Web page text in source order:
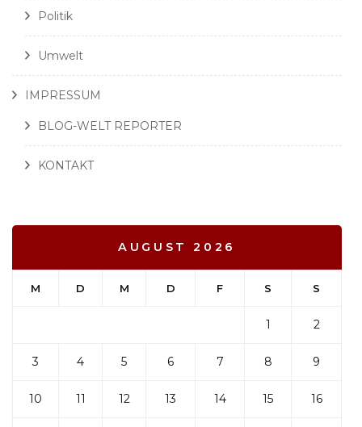
Politik
Umwelt
IMPRESSUM
BLOG-WELT REPORTER
KONTAKT
AUGUST 2026
M D M D F S S
1 2
3 4 5 6 7 8 9
10 11 12 13 14 15 16